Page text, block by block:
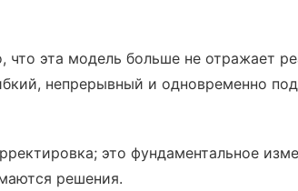
что эта модель больше не отражает
непрерывный и одновременно
это фундаментальное
решения.